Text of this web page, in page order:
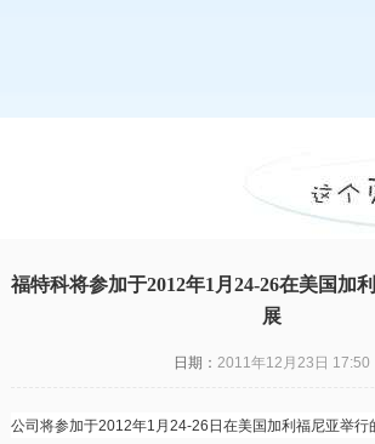
福特科将参加于2012年1月24-26在美国加
展
日期： 2011年12月23日 17:50
公司将参加于2012年1 月 24-26 日在美国加利福尼亚举行